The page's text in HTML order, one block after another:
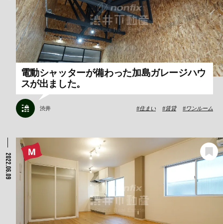
電動シャッターが備わった加島ガレージハウ
スが出ました。
渋井 住まい 賃貸 ワンルーム
2022.06.09